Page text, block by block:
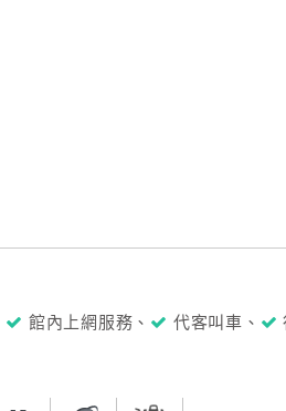
館內上網服務、 代客叫車、